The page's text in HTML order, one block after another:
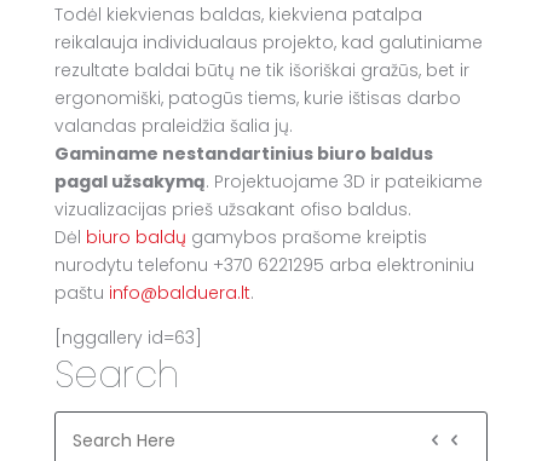
Todėl kiekvienas baldas, kiekviena patalpa
reikalauja individualaus projekto, kad galutiniame
rezultate baldai būtų ne tik išoriškai gražūs, bet ir
ergonomiški, patogūs tiems, kurie ištisas darbo
valandas praleidžia šalia jų.
Gaminame nestandartinius biuro baldus
pagal užsakymą. Projektuojame 3D ir pateikiame
vizualizacijas prieš užsakant ofiso baldus.
Dėl biuro baldų gamybos prašome kreiptis
nurodytu telefonu +370 6221295 arba elektroniniu
paštu info@balduera.lt.
[nggallery id=63]
Search